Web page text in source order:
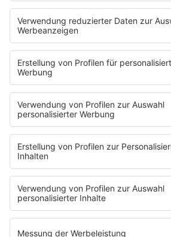
stories.fm
stream.ffn.de/storiesfm.mp3
stream.ffn.de/storiesfm.m3u
Das Gelbe vom Ei
player.ffn.de/dasgelbevomei.mp3
player.ffn.de/dasgelbevomei.m3u
ffn Tannenbaum
player.ffn.de/ffntannenbaum.mp3
player.ffn.de/ffntannenbaum.m3u